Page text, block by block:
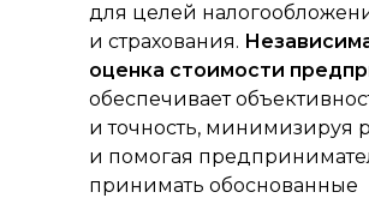
для целей
и страхования.
оценка стоимости
обеспечивает
и точность, минимизируя
и помогая
принимать обоснованные